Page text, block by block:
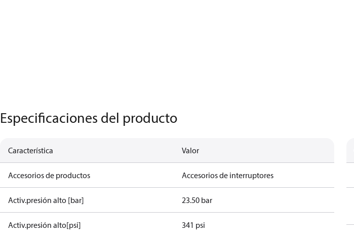
Especificaciones del producto
Característica Valor
Accesorios de productos Accesorios de interruptores
Activ.presión alto [bar] 23.50 bar
Activ.presión alto[psi] 341 psi